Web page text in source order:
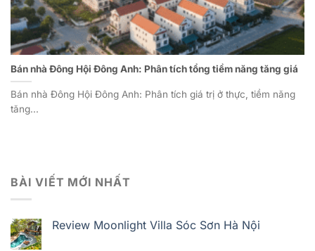
Bán nhà Đông Hội Đông Anh: Phân tích tổng tiềm năng tăng giá
Bán nhà Đông Hội Đông Anh: Phân tích giá trị ở thực, tiềm năng
tăng...
BÀI VIẾT MỚI NHẤT
Review Moonlight Villa Sóc Sơn Hà Nội